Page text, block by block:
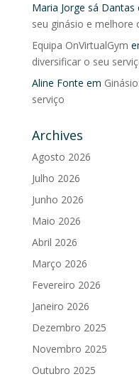
Maria Jorge sá Dantas
seu ginásio e melhore
Equipa OnVirtualGym
diversificar o seu
Aline Fonte em
serviço
Archives
Agosto 2026
Julho 2026
Junho 2026
Maio 2026
Abril 2026
Março 2026
Fevereiro 2026
Janeiro 2026
Dezembro 2025
Novembro 2025
Outubro 2025